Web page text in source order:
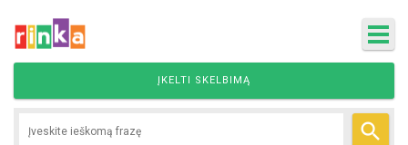
ĮKELTI SKELBIMĄ
